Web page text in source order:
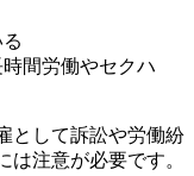
間労働やセクハ
として訴訟や労働紛
注意が必要です。